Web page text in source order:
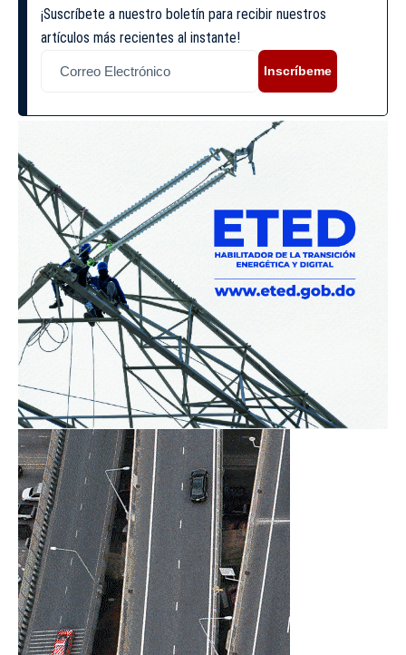
¡Suscríbete a nuestro boletín para recibir nuestros
artículos más recientes al instante!
Inscríbeme